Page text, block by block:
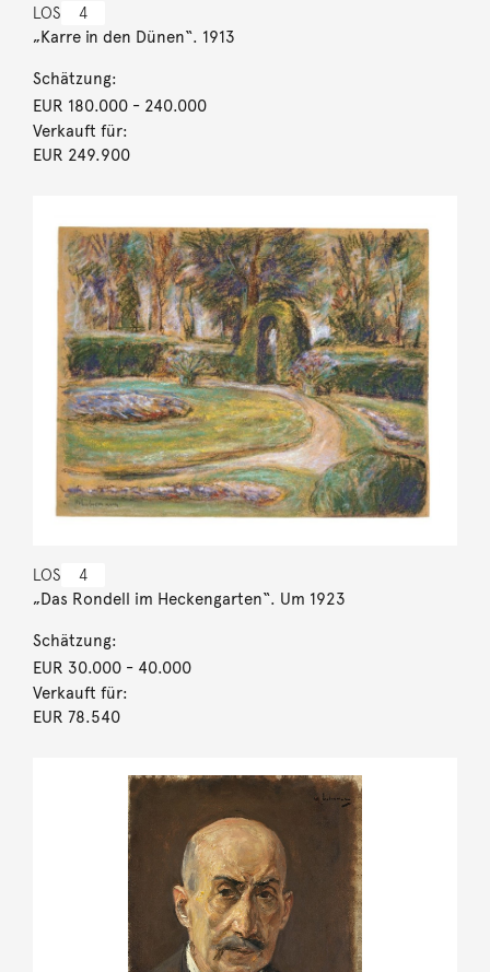
LOS 4
„Karre in den Dünen“. 1913
Schätzung:
EUR 180.000- 240.000
Verkauft für:
EUR 249.900
LOS 4
„Das Rondell im Heckengarten“. Um 1923
Schätzung:
EUR 30.000- 40.000
Verkauft für:
EUR 78.540